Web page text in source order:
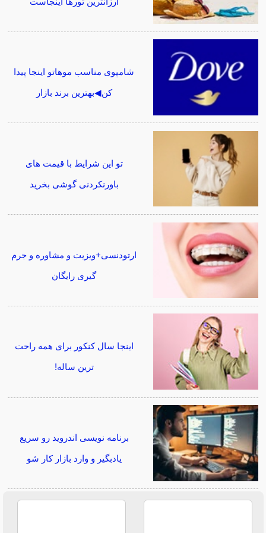
شامپوی مناسب موهاتو اینجا پیدا
کن◀بهترین برند بازار
تو این شرایط با قیمت های
باورنکردنی گوشی بخرید
ارتودنسی+ویزیت و مشاوره و جرم
گیری رایگان
اینجا سال کنکور برای همه راحت
ترین ساله!
برنامه نویسی اندروید رو سریع
یادبگیر و وارد بازار کار شو